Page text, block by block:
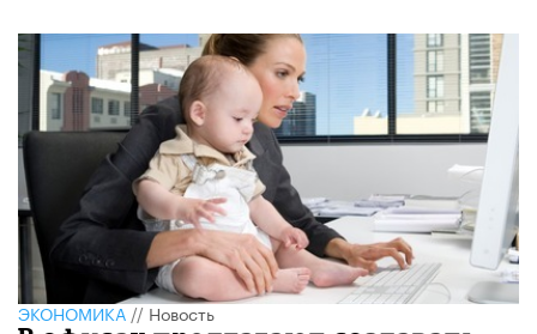
ЭКОНОМИКА//Новость